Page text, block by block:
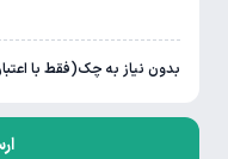
بدون نیاز به چک(فقط با